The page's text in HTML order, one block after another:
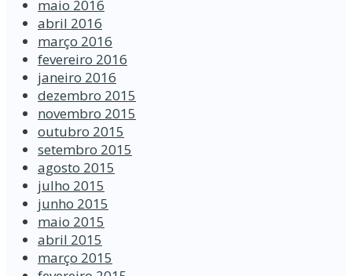
maio 2016
abril 2016
março 2016
fevereiro 2016
janeiro 2016
dezembro 2015
novembro 2015
outubro 2015
setembro 2015
agosto 2015
julho 2015
junho 2015
maio 2015
abril 2015
março 2015